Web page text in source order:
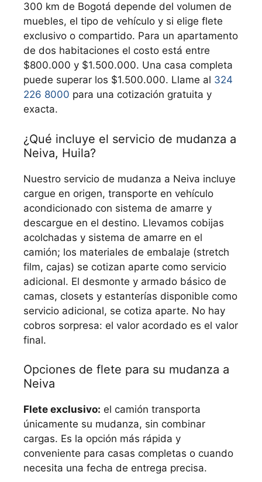
300 km de Bogotá depende del volumen de
muebles, el tipo de vehículo y si elige flete
exclusivo o compartido. Para un apartamento
de dos habitaciones el costo está entre
$800.000 y $1.500.000. Una casa completa
puede superar los $1.500.000. Llame al 324
226 8000 para una cotización gratuita y
exacta.
¿Qué incluye el servicio de mudanza a
Neiva, Huila?
Nuestro servicio de mudanza a Neiva incluye
cargue en origen, transporte en vehículo
acondicionado con sistema de amarre y
descargue en el destino. Llevamos cobijas
acolchadas y sistema de amarre en el
camión; los materiales de embalaje (stretch
film, cajas) se cotizan aparte como servicio
adicional. El desmonte y armado básico de
camas, closets y estanterías disponible como
servicio adicional, se cotiza aparte. No hay
cobros sorpresa: el valor acordado es el valor
final.
Opciones de flete para su mudanza a
Neiva
Flete exclusivo: el camión transporta
únicamente su mudanza, sin combinar
cargas. Es la opción más rápida y
conveniente para casas completas o cuando
necesita una fecha de entrega precisa.